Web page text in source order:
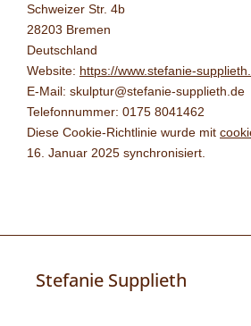
Schweizer Str. 4b
28203 Bremen
Deutschland
Website: https://www.stefanie-
E-Mail: skulptur@stefanie-supplieth.de
Telefonnummer: 0175 8041462
Diese Cookie-Richtlinie wurde mit
16. Januar 2025 synchronisiert.
Stefanie Supplieth